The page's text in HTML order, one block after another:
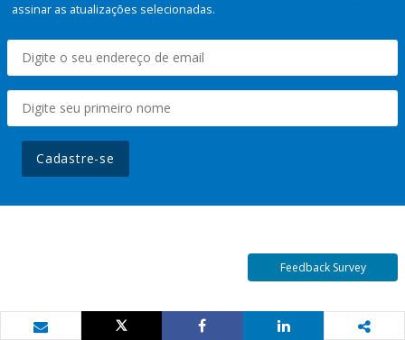
assinar as atualizações selecionadas.
Cadastre-se
Feedback Survey